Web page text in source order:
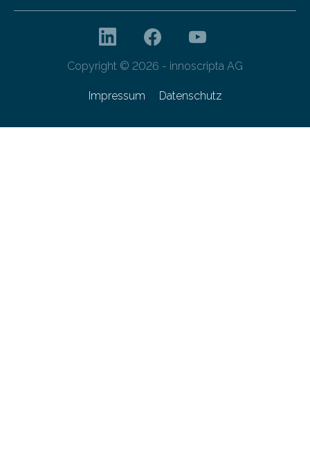
Copyright © 2026 - innoscripta AG
Impressum Datenschutz